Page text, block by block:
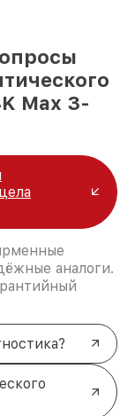
Max 3-
аналоги.